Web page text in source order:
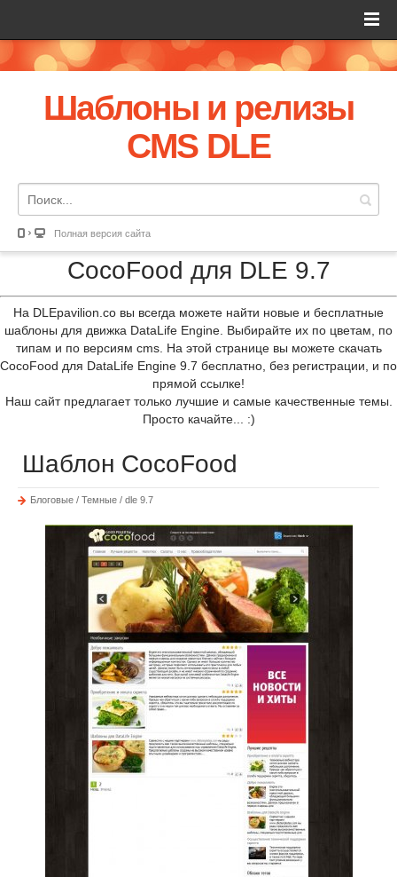
Шаблоны и релизы
CMS DLE
Полная версия сайта
CocoFood для DLE 9.7
На DLEpavilion.co вы всегда можете найти новые и бесплатные
шаблоны для движка DataLife Engine. Выбирайте их по цветам, по
типам и по версиям cms. На этой странице вы можете скачать
CocoFood для DataLife Engine 9.7 бесплатно, без регистрации, и по
прямой ссылке!
Наш сайт предлагает только лучшие и самые качественные темы.
Просто качайте... :)
Шаблон CocoFood
Блоговые / Темные / dle 9.7